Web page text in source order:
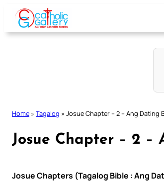
Skip
content
Home » Tagalog » Josue Chapter – 2 – Ang Dating
Josue Chapter – 2 –
Josue Chapters (Tagalog Bible : Ang